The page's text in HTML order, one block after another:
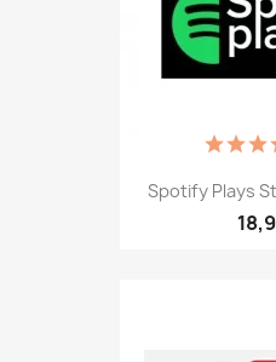
Spotify Plays